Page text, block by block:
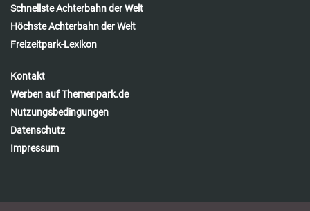
Schnellste Achterbahn der Welt
Höchste Achterbahn der Welt
Freizeitpark-Lexikon
Kontakt
Werben auf Themenpark.de
Nutzungsbedingungen
Datenschutz
Impressum